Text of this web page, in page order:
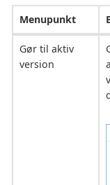
Menupunkt
Gør til aktiv
version